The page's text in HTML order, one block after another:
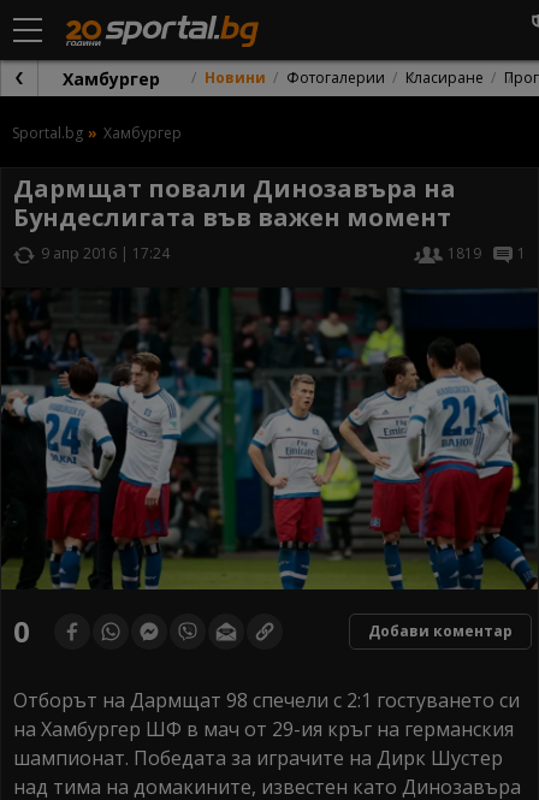
Хамбургер Новини Фотогалерии Класиране
Sportal.bg Хамбургер
Дармщат повали Динозавъра на
Бундеслигата във важен момент
9 апр 2016 | 17:24 1819 1
0 Добави коментар
Отборът на Дармщат 98 спечели с 2:1 гостуването си
на Хамбургер ШФ в мач от 29-ия кръг на германския
шампионат. Победата за играчите на Дирк Шустер
над тима на домакините, известен като Динозавъра